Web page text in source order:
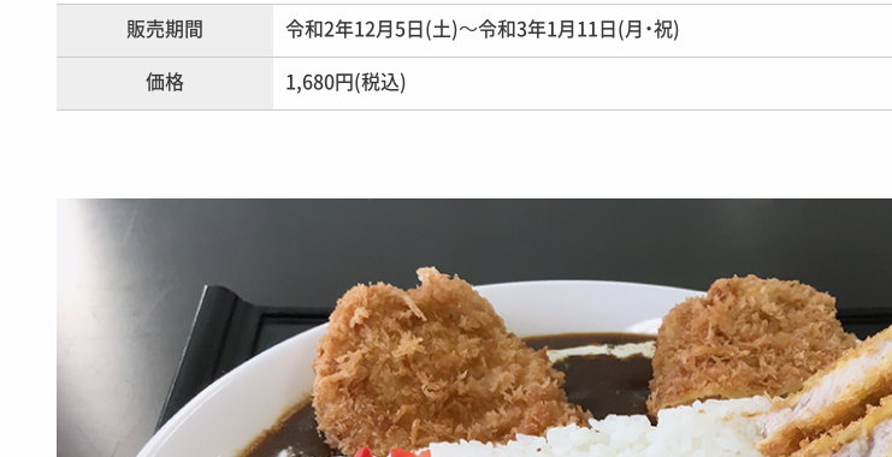
販売期間 令和2年12月5日(土)～令和3年1月11日(月・祝)
価格 1,680円(税込)